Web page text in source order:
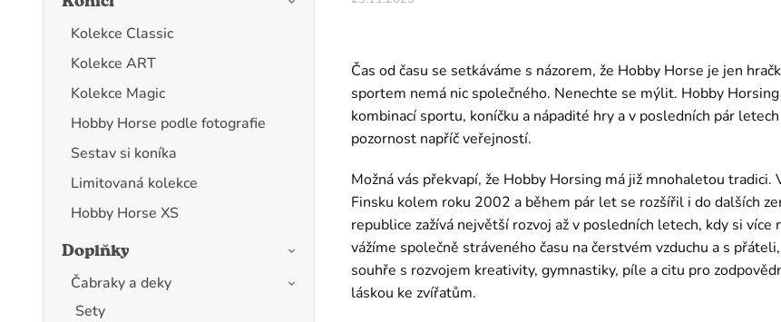
Kolekce Classic
Kolekce ART
Kolekce Magic
Hobby Horse podle fotografie
Sestav si koníka
Limitovaná kolekce
Hobby Horse XS
Doplňky
Čabraky a deky
Sety
Čas od času se setkáváme s názorem, že Hobby Horse je jen
sportem nemá nic společného. Nenechte se mýlit. Hobby
kombinací sportu, koníčku a nápadité hry a v posledních pár
pozornost napříč veřejností.
Možná vás překvapí, že Hobby Horsing má již mnohaletou tradici.
Finsku kolem roku 2002 a během pár let se rozšířil i do dalších
republice zažívá největší rozvoj až v posledních letech, kdy si více
vážíme společně stráveného času na čerstvém vzduchu a s
souhře s rozvojem kreativity, gymnastiky, píle a citu pro
láskou ke zvířatům.